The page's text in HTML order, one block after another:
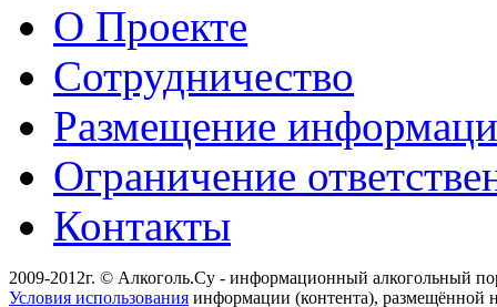
О Проекте
Сотрудничество
Размещение
Ограничение
Контакты
2009-2012г. © Алкоголь.Су - информационный алкогольный
Условия использования информации (контента), размещённой